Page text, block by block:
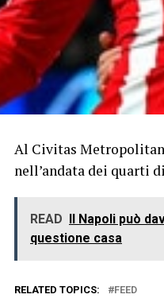
Al Civitas
nell’andata dei quarti
READ Il Napoli può
questione casa
RELATED TOPICS: FEED